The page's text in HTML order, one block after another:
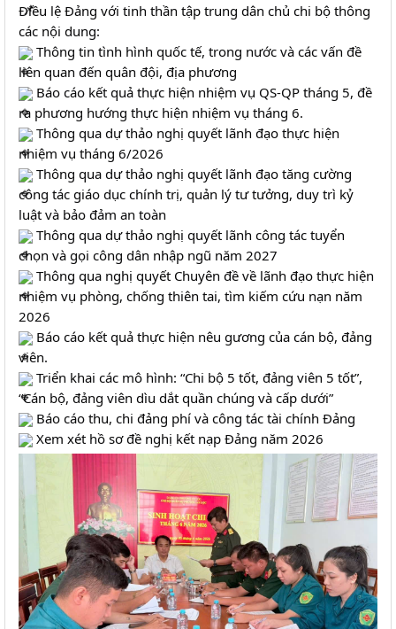
Điều lệ Đảng với tinh thần tập trung dân chủ chi bộ thông
các nội dung:
Thông tin tình hình quốc tế, trong nước và các vấn đề
liên quan đến quân đội, địa phương
Báo cáo kết quả thực hiện nhiệm vụ QS-QP tháng 5, đề
Thông qua dự thảo nghị quyết lãnh đạo thực hiện
nhiệm vụ tháng 6/2026
Thông qua dự thảo nghị quyết lãnh đạo tăng cường
công tác giáo dục chính trị, quản lý tư tưởng, duy trì kỷ
luật và bảo đảm an toàn
Thông qua dự thảo nghị quyết lãnh công tác tuyển
chọn và gọi công dân nhập ngũ năm 2027
Thông qua nghị quyết Chuyên đề về lãnh đạo thực hiện
nhiệm vụ phòng, chống thiên tai, tìm kiếm cứu nạn năm
2026
Báo cáo kết quả thực hiện nêu gương của cán bộ, đảng
viên.
Triển khai các mô hình: “Chi bộ 5 tốt, đảng viên 5 tốt”,
“Cán bộ, đảng viên dìu dắt quần chúng và cấp dưới”
Báo cáo thu, chi đảng phí và công tác tài chính Đảng
Xem xét hồ sơ đề nghị kết nạp Đảng năm 2026